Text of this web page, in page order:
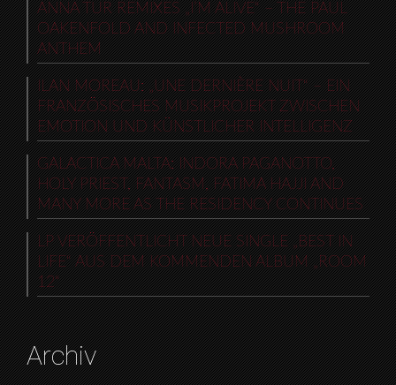
ANNA TUR REMIXES „I’M ALIVE“ – THE PAUL
OAKENFOLD AND INFECTED MUSHROOM
ANTHEM
ILAN MOREAU: „UNE DERNIÈRE NUIT“ – EIN
FRANZÖSISCHES MUSIKPROJEKT ZWISCHEN
EMOTION UND KÜNSTLICHER INTELLIGENZ
GALACTICA MALTA: INDORA PAGANOTTO,
HOLY PRIEST, FANTASM, FATIMA HAJJI AND
MANY MORE AS THE RESIDENCY CONTINUES
LP VERÖFFENTLICHT NEUE SINGLE „BEST IN
LIFE“ AUS DEM KOMMENDEN ALBUM „ROOM
12“
Archiv